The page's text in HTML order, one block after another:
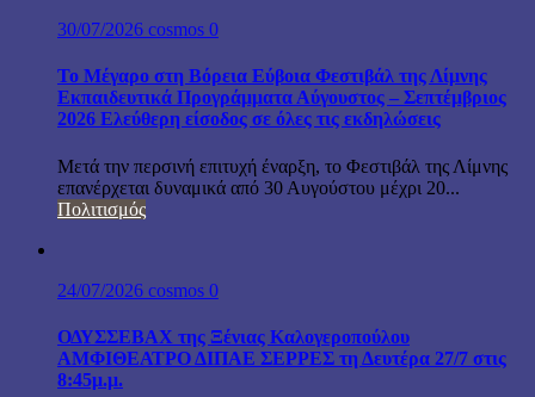
30/07/2026 cosmos 0
Το Μέγαρο στη Βόρεια Εύβοια Φεστιβάλ της Λίμνης
Εκπαιδευτικά Προγράμματα Αύγουστος – Σεπτέμβριος
2026 Ελεύθερη είσοδος σε όλες τις εκδηλώσεις
Μετά την περσινή επιτυχή έναρξη, το Φεστιβάλ της Λίμνης
επανέρχεται δυναμικά από 30 Αυγούστου μέχρι 20...
Πολιτισμός
24/07/2026 cosmos 0
ΟΔΥΣΣΕΒΑΧ της Ξένιας Καλογεροπούλου
ΑΜΦΙΘΕΑΤΡΟ ΔΙΠΑΕ ΣΕΡΡΕΣ τη Δευτέρα 27/7 στις
8:45μ.μ.